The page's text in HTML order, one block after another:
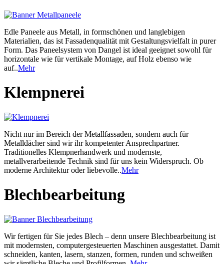
Edle Paneele aus Metall, in formschönen und langlebigen
Materialien, das ist Fassadenqualität mit Gestaltungsvielfalt in purer
Form. Das Paneelsystem von Dangel ist ideal geeignet sowohl für
horizontale wie für vertikale Montage, auf Holz ebenso wie
auf..Mehr
Klempnerei
Nicht nur im Bereich der Metallfassaden, sondern auch für
Metalldächer sind wir ihr kompetenter Ansprechpartner.
Traditionelles Klempnerhandwerk und modernste,
metallverarbeitende Technik sind für uns kein Widerspruch. Ob
moderne Architektur oder liebevolle..Mehr
Blechbearbeitung
Wir fertigen für Sie jedes Blech – denn unsere Blechbearbeitung ist
mit modernsten, computergesteuerten Maschinen ausgestattet. Damit
schneiden, kanten, lasern, stanzen, formen, runden und schweißen